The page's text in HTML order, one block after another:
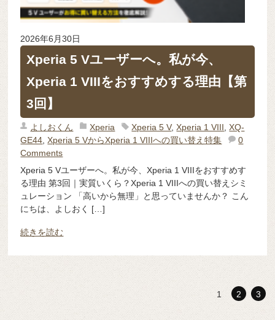
2026年6月30日
Xperia 5 Vユーザーへ。私が今、
Xperia 1 VIIIをおすすめする理由【第
3回】
よしおくん Xperia Xperia 5 V,Xperia 1 VIII ,XQ-
GE44 ,Xperia 5 VからXperia 1 VIIIへの買い替え特集
0
Comments
Xperia 5 Vユーザーへ。私が今、Xperia 1 VIIIをおすすめす
る理由 第3回｜実質いくら？Xperia 1 VIIIへの買い替えシミ
ュレーション 「高いから無理」と思っていませんか？ こん
にちは、よしおく […]
続きを読む
1 2 3